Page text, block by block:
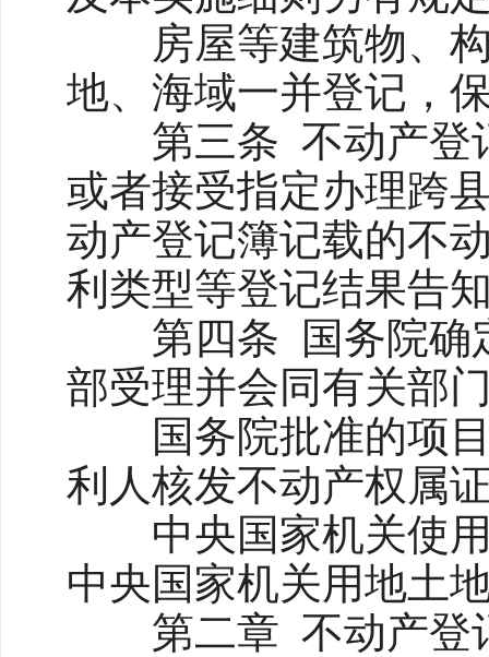
房屋等建筑物、构
地、海域一并登记，
第三条 不动产登记
或者接受指定办理跨
动产登记簿记载的不
利类型等登记结果告
第四条 国务院确定
部受理并会同有关部
国务院批准的项目
利人核发不动产权属
中央国家机关使用
中央国家机关用地土
第二章 不动产登